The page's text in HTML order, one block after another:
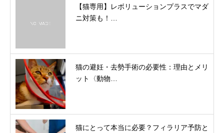
【猫専用】レボリューションプラスでマダ
ニ対策も！…
猫の避妊・去勢手術の必要性：理由とメリ
ット〈動物…
猫にとって本当に必要？フィラリア予防と